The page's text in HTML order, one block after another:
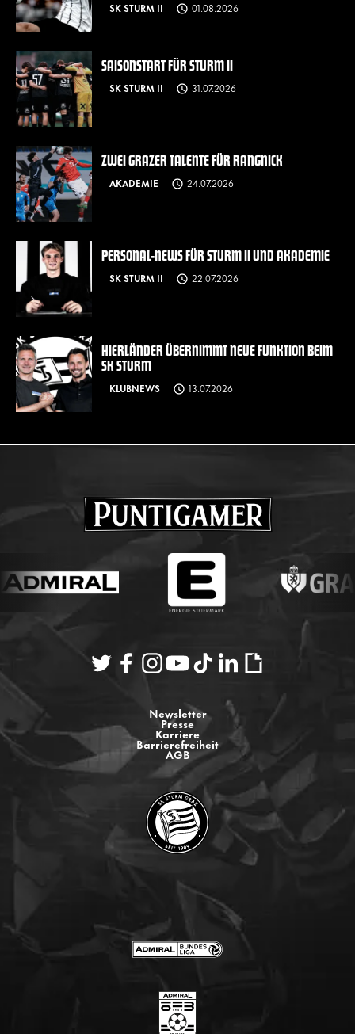
SK STURM II 01.08.2026
SAISONSTART FÜR STURM II
SK STURM II 31.07.2026
ZWEI GRAZER TALENTE FÜR RANGNICK
AKADEMIE 24.07.2026
PERSONAL-NEWS FÜR STURM II UND AKADEMIE
SK STURM II 22.07.2026
HIERLÄNDER ÜBERNIMMT NEUE FUNKTION BEIM
SK STURM
KLUBNEWS 13.07.2026
Newsletter
Presse
Karriere
Barrierefreiheit
AGB